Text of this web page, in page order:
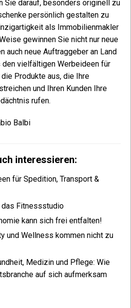
Sie darauf, besonders originell zu
persönlich gestalten zu
als Immobilienmakler
gewinnen Sie nicht nur neue
auch neue Auftraggeber an Land
den vielfältigen Werbeideen für
Produkte aus, die Ihre
und Ihren Kunden Ihre
rufen.
Balbi
interessieren:
für Spedition, Transport &
das Fitnessstudio
kann sich frei entfalten!
und Wellness kommen nicht zu
Medizin und Pflege: Wie
auf sich aufmerksam